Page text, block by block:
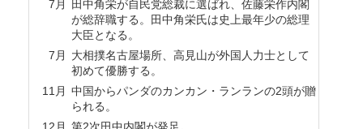
7月
田中角栄が自民党総裁に選ばれ、佐藤栄作内閣
が総辞職する。田中角栄氏は史上最年少の総理
大臣となる。
7月
大相撲名古屋場所、高見山が外国人力士として
初めて優勝する。
11月
中国からパンダのカンカン・ランランの2頭が贈
られる。